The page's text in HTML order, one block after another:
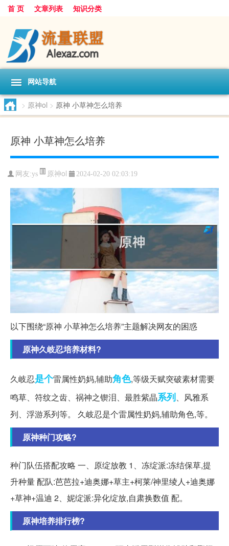
首 页 文章列表 知识分类
网站导航
> 原神ol > 原神 小草神怎么培养
原神 小草神怎么培养
网友:ys 原神ol 2024-02-20 02:03:19
以下围绕“原神 小草神怎么培养”主题解决网友的困惑
原神久岐忍培养材料?
久岐忍是个雷属性奶妈,辅助角色,等级天赋突破素材需要
鸣草、符纹之齿、祸神之锲泪、最胜紫晶系列、风雅系
列、浮游系列等。 久岐忍是个雷属性奶妈,辅助角色,等。
原神种门攻略?
种门队伍搭配攻略 一、原绽放教 1、冻绽派:冻结保草,提
升种量 配队:芭芭拉+迪奥娜+草主+柯莱/神里绫人+迪奥娜
+草神+温迪 2、妮绽派:异化绽放,自肃换数值 配。
原神培养排行榜?